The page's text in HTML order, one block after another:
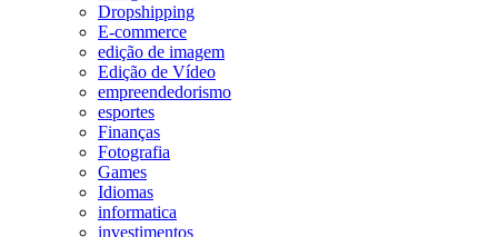
Dropshipping
E-commerce
edição de imagem
Edição de Vídeo
empreendedorismo
esportes
Finanças
Fotografia
Games
Idiomas
informatica
investimentos